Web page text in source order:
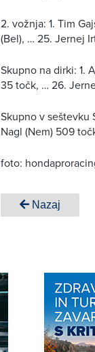
2. vožnja: 1. Tim
(Bel), … 25. Jernej
Skupno na dirki: 1.
35 točk, … 26.
Skupno v seštevku
Nagl (Nem) 509
foto:
Nazaj